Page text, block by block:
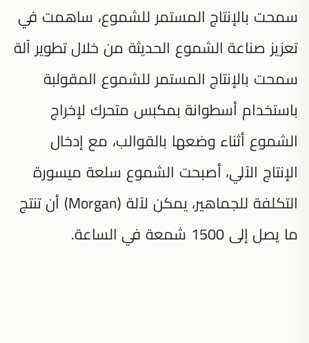
سمحت بالإنتاج المستمر للشموع، ساهمت في
تعزيز صناعة الشموع الحديثة من خلال تطوير آلة
سمحت بالإنتاج المستمر للشموع المقولبة
باستخدام أسطوانة بمكبس متحرك لإخراج
الشموع أثناء وضعها بالقوالب، مع إدخال
الإنتاج الآلي، أصبحت الشموع سلعة ميسورة
التكلفة للجماهير، يمكن لآلة (Morgan) أن تنتج
ما يصل إلى 1500 شمعة في الساعة.